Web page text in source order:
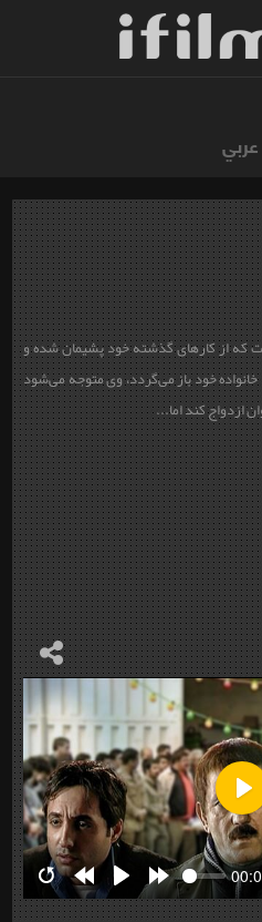
عربي
که از کارهای گذشته خود پشیمان شده و
خود باز می‌گردد، وی متوجه می‌شود
ازدواج کند اما...
RestartRewind
10s
Play Forward
10s